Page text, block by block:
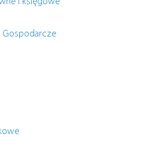
Gospodarcze